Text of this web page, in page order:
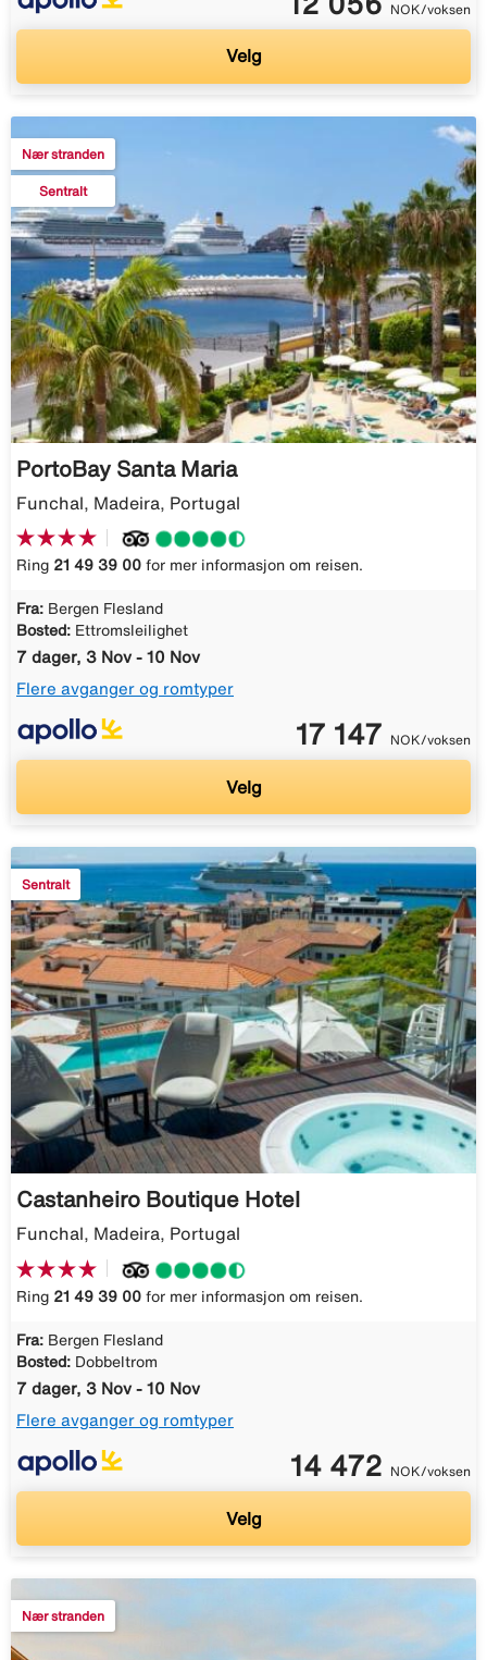
NOK/voksen
Velg
Nær stranden
Sentralt
PortoBay Santa Maria
Funchal, Madeira, Portugal
Ring 21 49 39 00 for mer informasjon om reisen.
Fra: Bergen Flesland
Bosted: Ettromsleilighet
7 dager, 3 Nov - 10 Nov
Flere avganger og romtyper
17 147 NOK/voksen
Velg
Sentralt
Castanheiro Boutique Hotel
Funchal, Madeira, Portugal
Ring 21 49 39 00 for mer informasjon om reisen.
Fra: Bergen Flesland
Bosted: Dobbeltrom
7 dager, 3 Nov - 10 Nov
Flere avganger og romtyper
14 472 NOK/voksen
Velg
Nær stranden